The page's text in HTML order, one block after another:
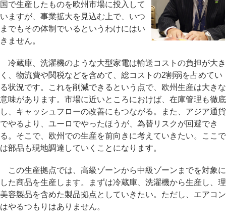
国で生産したものを欧州市場に投入して
いますが、事業拡大を見込む上で、いつ
までもその体制でいるというわけにはい
きません。
冷蔵庫、洗濯機のような大型家電は輸送コストの負担が大き
く、物流費や関税などを含めて、総コストの2割弱を占めてい
る状況です。これを削減できるという点で、欧州生産は大きな
意味があります。市場に近いところにおけば、在庫管理も徹底
し、キャッシュフローの改善にもつながる。また、アジア通貨
でやるより、ユーロでやったほうが、為替リスクが回避でき
る。そこで、欧州での生産を前向きに考えていきたい。ここで
は部品も現地調達していくことになります。
この生産拠点では、高級ゾーンから中級ゾーンまでを対象に
した商品を生産します。まずは冷蔵庫、洗濯機から生産し、理
美容製品を含めた製品拠点としていきたい。ただし、エアコン
はやるつもりはありません。